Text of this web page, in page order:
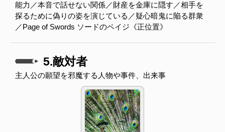
能力／本音で話せない関係／財産を金庫に隠す／相手を
探るために偽りの姿を演じている／疑心暗鬼に陥る群衆
／Page of Swords ソードのペイジ《正位置》
5.敵対者
主人公の願望を邪魔する人物や事件、出来事